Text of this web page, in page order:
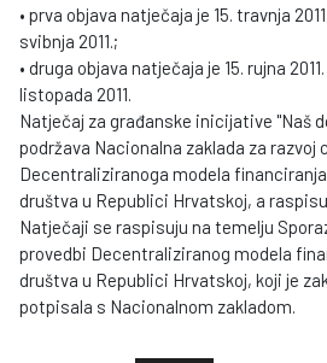
• prva objava natječaja je 15. travnja
svibnja 2011.;
• druga objava natječaja je 15. rujna
listopada 2011.
Natječaj za građanske inicijative "Naš
podržava Nacionalna zaklada za
Decentraliziranoga modela
društva u Republici Hrvatskoj, a
Natječaji se raspisuju na temelju
provedbi Decentraliziranog modela
društva u Republici Hrvatskoj, koji je
potpisala s Nacionalnom zakladom.